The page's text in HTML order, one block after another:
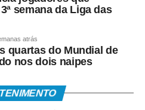
semana da Liga das
atrás
quartas do Mundial de
nos dois naipes